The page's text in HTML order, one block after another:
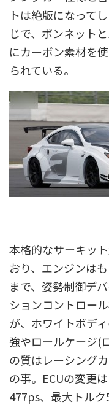
トは絶版になって
じで、ボンネット
にカーボン素材を
られている。
本格的なサーキッ
おり、エンジンは
まで、姿勢制御デ
ションコントロー
が、ホワイトボデ
強やロールケージ(
の質はレーシング
の事。ECUの変更
477ps、最大トル